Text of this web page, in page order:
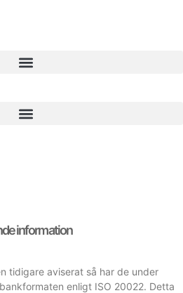
information
tidigare aviserat så har de under
enligt ISO 20022. Detta